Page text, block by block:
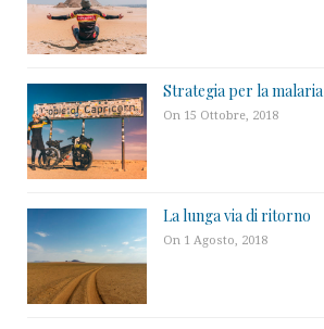
Strategia per la malaria
On 15 Ottobre, 2018
La lunga via di ritorno
On 1 Agosto, 2018